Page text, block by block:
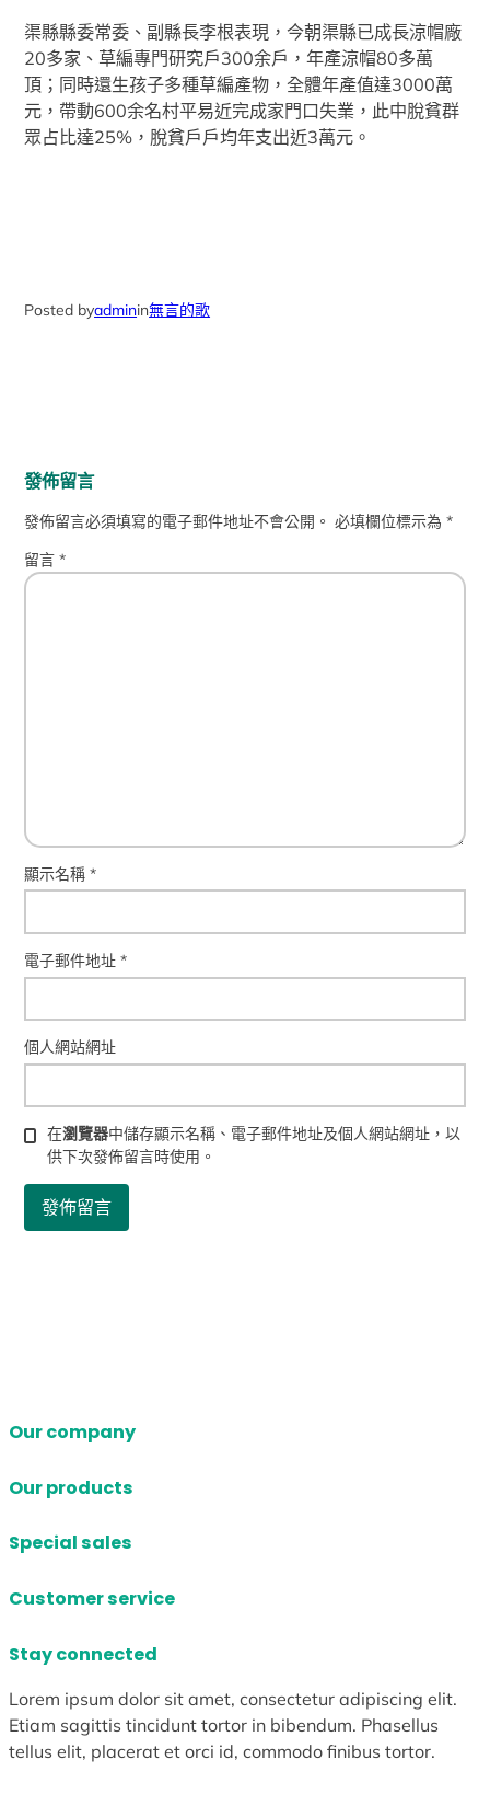
渠縣縣委常委、副縣長李根表現，今朝渠縣已成長涼帽廠
20多家、草編專門研究戶300余戶，年產涼帽80多萬
頂；同時還生孩子多種草編產物，全體年產值達3000萬
元，帶動600余名村平易近完成家門口失業，此中脫貧群
眾占比達25%，脫貧戶戶均年支出近3萬元。
Posted byadminin無言的歌
發佈留言
發佈留言必須填寫的電子郵件地址不會公開。 必填欄位標示為*
留言*
顯示名稱*
電子郵件地址*
個人網站網址
在瀏覽器中儲存顯示名稱、電子郵件地址及個人網站網址，以
供下次發佈留言時使用。
Our company
Our products
Special sales
Customer service
Stay connected
Lorem ipsum dolor sit amet, consectetur adipiscing elit.
Etiam sagittis tincidunt tortor in bibendum. Phasellus
tellus elit, placerat et orci id, commodo finibus tortor.